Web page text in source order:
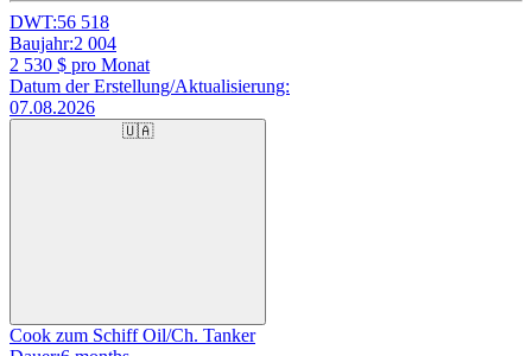
DWT:56 518
Baujahr:2 004
2 530 $ pro Monat
Datum der Erstellung/Aktualisierung:
07.08.2026
🇺🇦
Cook zum Schiff Oil/Ch. Tanker